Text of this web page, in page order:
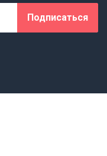
Подписаться